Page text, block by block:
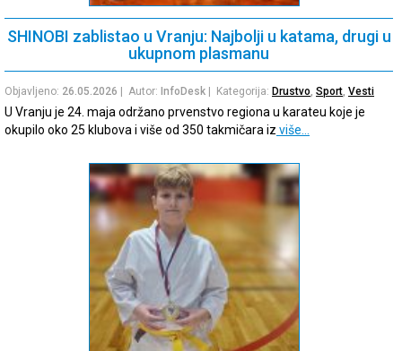
SHINOBI zablistao u Vranju: Najbolji u katama, drugi u
ukupnom plasmanu
Objavljeno: 26.05.2026 | Autor: InfoDesk | Kategorija: Drustvo, Sport, Vesti
U Vranju je 24. maja održano prvenstvo regiona u karateu koje je
okupilo oko 25 klubova i više od 350 takmičara iz više…